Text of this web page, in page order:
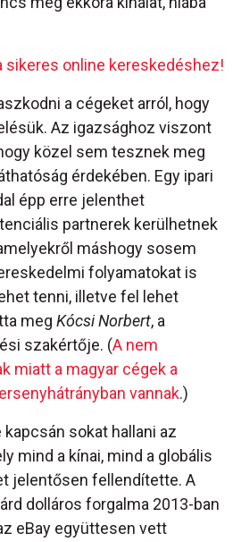
sikeres online kereskedéshez!
a cégeket arról, hogy
Az igazsághoz viszont
közel sem tesznek meg
érdekében. Egy ipari
épp erre jelenthet
partnerek kerülhetnek
máshogy sosem
folyamatokat is
tenni, illetve fel lehet
meg Kócsi Norbert, a
szakértője. (A nem
miatt a magyar cégek a
vannak.)
sokat hallani az
mind a kínai, mind a globális
jelentősen fellendítette. A
dolláros forgalma 2013-ban
eBay együttesen vett